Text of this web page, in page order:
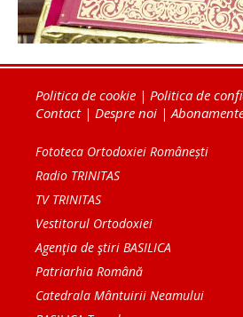
Politica de cookie | Politica de
Contact| Despre noi |
Fototeca Ortodoxiei Românești
Radio TRINITAS
TV TRINITAS
Vestitorul Ortodoxiei
Agenţia de ştiri BASILICA
Patriarhia Română
Catedrala Mântuirii Neamului